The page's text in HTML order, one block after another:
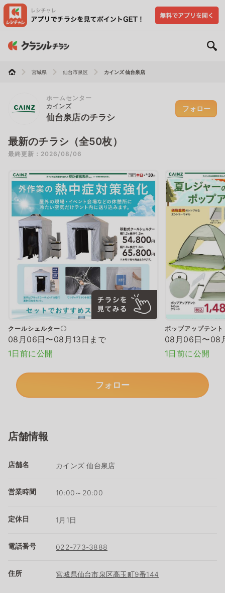
宮城県 仙台市泉区 カインズ 仙台泉店
ホームセンター
カインズ
仙台泉店のチラシ
フォロー
最新のチラシ（全50枚）
最終更新：2026/08/06
クールシェルター〇
08月06日〜08月13日まで
1日前に公開
ポップアップテント
08月06日〜08
1日前に公開
フォロー
店舗情報
店舗名 カインズ 仙台泉店
営業時間 10:00～20:00
定休日 1月1日
電話番号 022-773-3888
住所 宮城県仙台市泉区高玉町9番144